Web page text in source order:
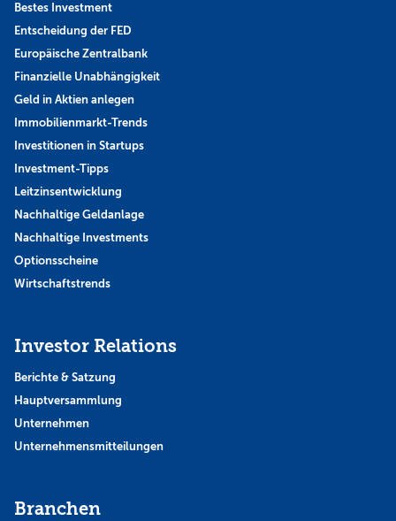
Bestes Investment
Entscheidung der FED
Europäische Zentralbank
Finanzielle Unabhängigkeit
Geld in Aktien anlegen
Immobilienmarkt-Trends
Investitionen in Startups
Investment-Tipps
Leitzinsentwicklung
Nachhaltige Geldanlage
Nachhaltige Investments
Optionsscheine
Wirtschaftstrends
Investor Relations
Berichte & Satzung
Hauptversammlung
Unternehmen
Unternehmensmitteilungen
Branchen